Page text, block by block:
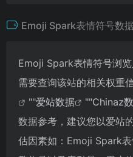
Emoji Spark表情符号数
Emoji Spark表情符号浏
需要查询该站的相关权重
""爱站数据 ""Chinaz
数据参考，建议您以爱站
估因素如：Emoji Spark